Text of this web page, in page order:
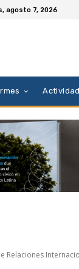
agosto 7, 2026
Relaciones